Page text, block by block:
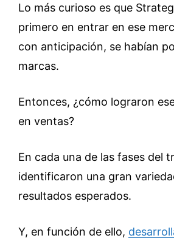
Lo más curioso es que
primero en entrar en ese
con anticipación, se habían
marcas.
Entonces, ¿cómo lograron
en ventas?
En cada una de las fases del
identificaron una gran
resultados esperados.
Y, en función de ello,